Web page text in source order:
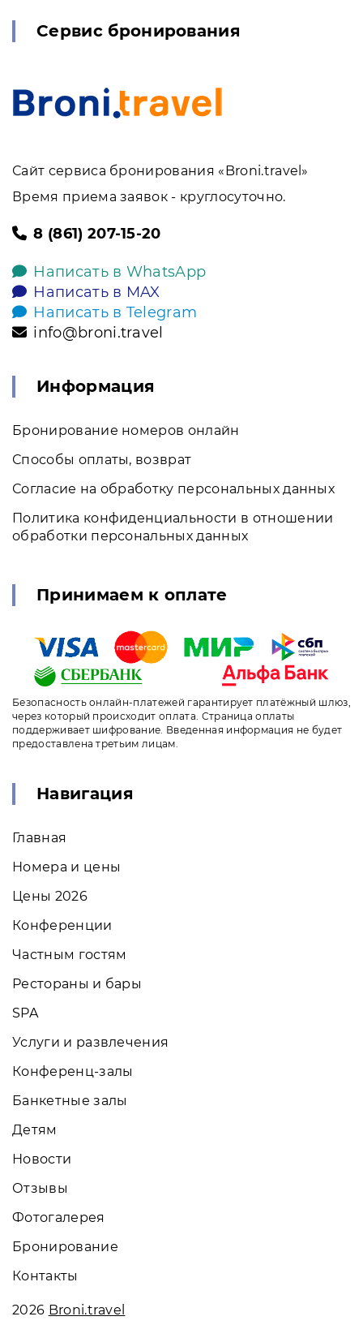
Сервис бронирования
Сайт сервиса бронирования «Broni.travel»
Время приема заявок - круглосуточно.
8 (861) 207-15-20
Написать в WhatsApp
Написать в MAX
Написать в Telegram
info@broni.travel
Информация
Бронирование номеров онлайн
Способы оплаты, возврат
Согласие на обработку персональных данных
Политика конфиденциальности в отношении
обработки персональных данных
Принимаем к оплате
Безопасность онлайн-платежей гарантирует платёжный шлюз,
через который происходит оплата. Страница оплаты
поддерживает шифрование. Введенная информация не будет
предоставлена третьим лицам.
Навигация
Главная
Номера и цены
Цены 2026
Конференции
Частным гостям
Рестораны и бары
SPA
Услуги и развлечения
Конференц-залы
Банкетные залы
Детям
Новости
Отзывы
Фотогалерея
Бронирование
Контакты
2026 Broni.travel